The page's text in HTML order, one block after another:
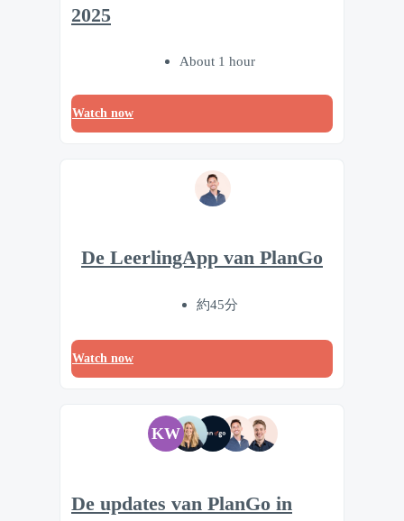
2025
About 1 hour
Watch now
De LeerlingApp van PlanGo
約45分
Watch now
KW
De updates van PlanGo in